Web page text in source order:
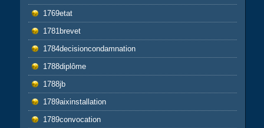
1769etat
1781brevet
1784decisioncondamnation
1788diplôme
1788jb
1789aixinstallation
1789convocation